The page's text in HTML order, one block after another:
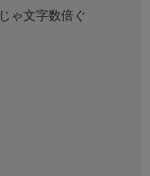
ゃ文字数倍ぐ